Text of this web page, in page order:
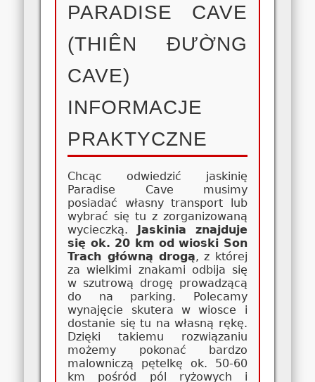
PARADISE CAVE
(THIÊN ĐƯỜNG
CAVE)
INFORMACJE
PRAKTYCZNE
Chcąc odwiedzić jaskinię
Paradise Cave musimy
posiadać własny transport lub
wybrać się tu z zorganizowaną
wycieczką.
Jaskinia znajduje
się ok. 20 km od wioski Son
Trach główną drogą, z której
za wielkimi znakami odbija się
w szutrową drogę prowadzącą
do na parking. Polecamy
wynajęcie skutera w wiosce i
dostanie się tu na własną rękę.
Dzięki takiemu rozwiązaniu
możemy pokonać bardzo
malowniczą pętelkę ok. 50-60
km pośród pól ryżowych i